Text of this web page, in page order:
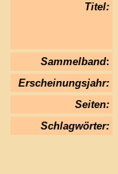
Titel:
Sammelband:
Erscheinungsjahr:
Seiten:
Schlagwörter: